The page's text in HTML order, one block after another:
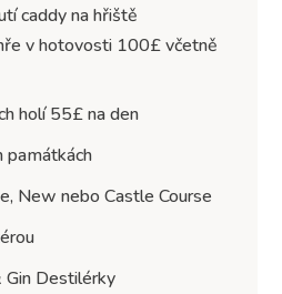
caddy na hřiště
v hotovosti 100£ včetně
holí 55£ na den
památkách
New nebo Castle Course
Gin Destilérky